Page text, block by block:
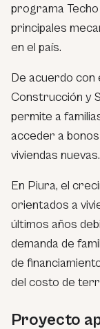
programa
principales
en el país.
De acuerdo con
Construcción y
permite a
acceder a
viviendas nuevas.
En Piura, el
orientados a
últimos años
demanda de
de
del costo de
Proyecto